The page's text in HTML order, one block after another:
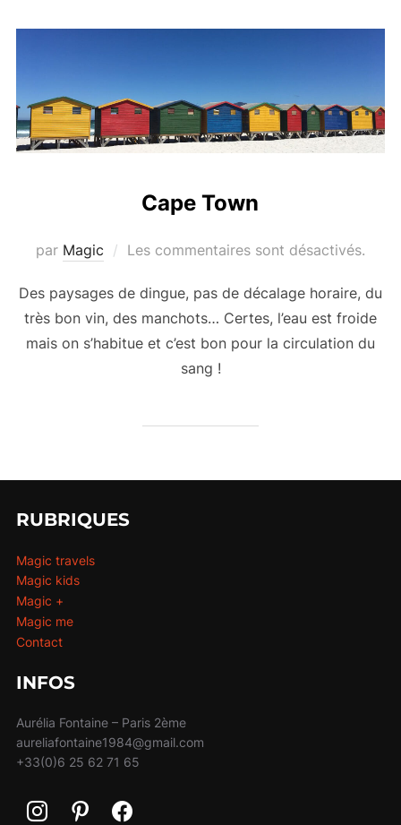
Cape Town
par Magic Les commentaires sont désactivés.
Des paysages de dingue, pas de décalage horaire, du
très bon vin, des manchots… Certes, l’eau est froide
mais on s’habitue et c’est bon pour la circulation du
sang !
RUBRIQUES
Magic travels
Magic kids
Magic +
Magic me
Contact
INFOS
Aurélia Fontaine – Paris 2ème
aureliafontaine1984@gmail.com
+33(0)6 25 62 71 65